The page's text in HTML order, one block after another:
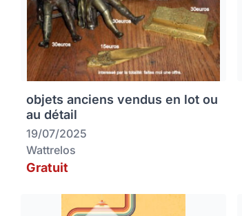
objets anciens vendus en lot ou
au détail
19/07/2025
Wattrelos
Gratuit